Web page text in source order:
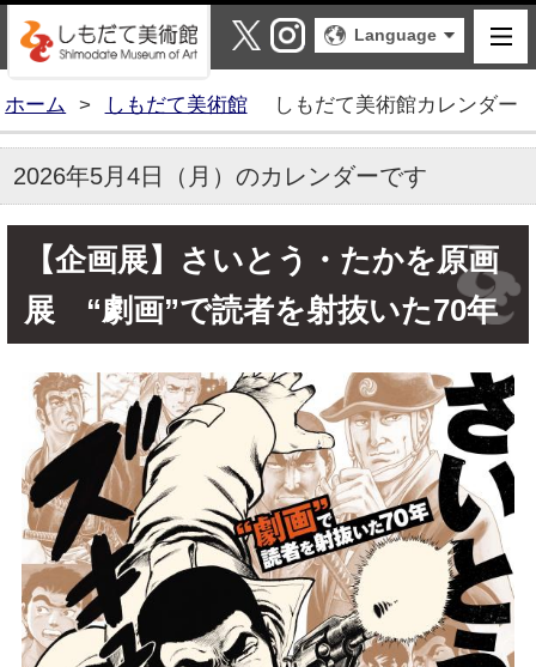
しもだて美術館
X Instagram
Language
ホーム > しもだて美術館 しもだて美術館カレンダー
2026年5月4日（月）のカレンダーです
【企画展】さいとう・たかを原画
展 “劇画”で読者を射抜いた70年